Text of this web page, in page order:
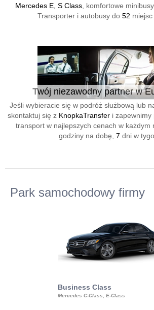
Mercedes E, S Class , komfortowe
Transporter i autobusy do 52
Twój niezawodny partner w
Jeśli wybieracie się w podróż służbową lub
skontaktuj się z KnopkaTransfer i
transport w najlepszych cenach w każdym
godziny na dobę, 7 dni w
Park samochodowy firmy
Business Class
Mercedes C-Class, E-Class